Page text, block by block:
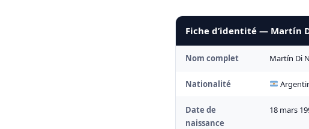
Fiche d’identité — Martín
Nom complet Martín Di
Nationalité
Date de
naissance
18 mars